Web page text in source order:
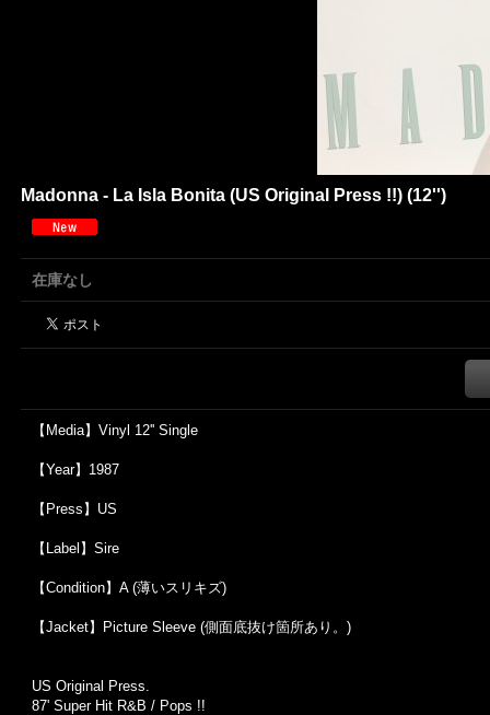
Madonna - La Isla Bonita (US Original Press !!) (12'')
在庫なし
【Media】Vinyl 12'' Single
【Year】1987
【Press】US
【Label】Sire
【Condition】A (薄いスリキズ)
【Jacket】Picture Sleeve (側面底抜け箇所あり。)
US Original Press.
87' Super Hit R&B / Pops !!